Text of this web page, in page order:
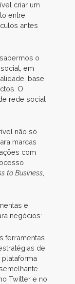
criar um
entre
antes
o
em
base
O
rede social
não só
marcas
com
to Business
e
negócios:
ferramentas
de
plataforma
Twitter e no